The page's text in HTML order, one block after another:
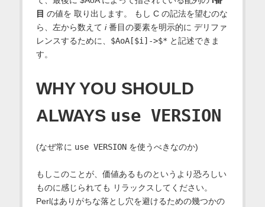
目 の値を 取り出します。 もし C の記法を望むのな
ら、左から数えて i番目の要素を明示的に デリファ
レンスするために、 $AoA[$i]->$* と記述できま
す。
WHY YOU SHOULD
ALWAYS use VERSION
(なぜ常に use VERSIONを使うべきなのか)
もしこのことが、価値あるものというより恐ろしい
ものに感じられても リラックスしてください。
Perlはありがちな落とし穴を避けるための幾つかの